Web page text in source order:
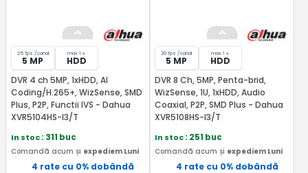
25 fps /canal
5 MP
max 1 x
HDD
DVR 4 ch 5MP, 1xHDD, AI
Coding/H.265+, WizSense, SMD
Plus, P2P, Functii IVS - Dahua
XVR5104HS-I3/T
In stoc: 311 buc
Comandă acum și expediem Luni
4 rate cu 0% dobândă
20 fps /canal
5 MP
max 1 x
HDD
DVR 8 Ch, 5MP, Penta-brid,
WizSense, 1U, 1xHDD, Audio
Coaxial, P2P, SMD Plus - Dahua
XVR5108HS-I3/T
In stoc: 251 buc
Comandă acum și expediem Luni
4 rate cu 0% dobândă